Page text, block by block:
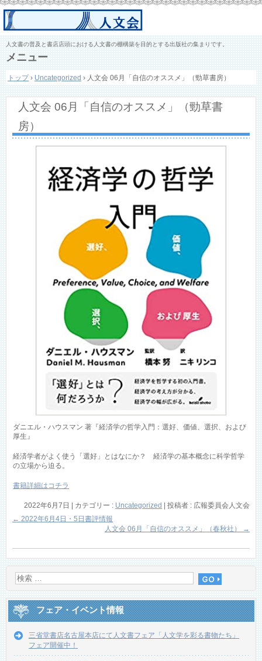
人文書の普及と書店店頭における人文書の棚構築を目的とする出版社の集まりです。
メニュー
ン
ン
キ
トップ › Uncategorized › 人文会 06月「自信のオススメ」（勁草書房）
人文会 06月「自信のオススメ」（勁草書
房）
ダニエル・ハウスマン 著『経済学の哲学入門：選好、価値、選択、および
厚生』
経済学者がよく使う「選好」とはなにか？ 経済学の基本概念に科学哲学
の立場から迫る。
書籍詳細はコチラ
2022年6月7日 | カテゴリー : Uncategorized | 投稿者 : 広報委員会人文会
← 2022年6月4日・5日書評情報
人文会 06月「自信のオススメ」（春秋社）
→
フェア・イベント情報
三省堂書店名古屋本店にて人文書フェア「人文学を彩る書物たち」
フェア開催中！